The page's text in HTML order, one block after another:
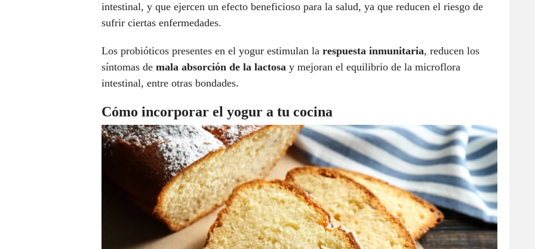
intestinal, y que ejercen un efecto beneficioso para la salud, ya que reducen el riesgo de
sufrir ciertas enfermedades.
Los probióticos presentes en el yogur estimulan la respuesta inmunitaria, reducen los
síntomas de mala absorción de la lactosa y mejoran el equilibrio de la microflora
intestinal, entre otras bondades.
Cómo incorporar el yogur a tu cocina